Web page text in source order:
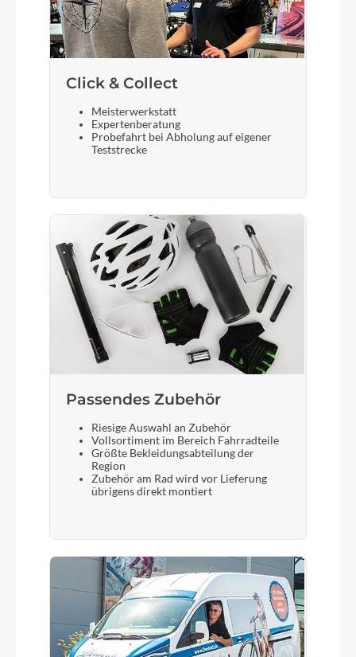
Cannondale 3, 6061 Alloy, 27.2x350mm
Click & Collect
Meisterwerkstatt
Expertenberatung
Probefahrt bei Abholung auf eigener
Teststrecke
Passendes Zubehör
Riesige Auswahl an Zubehör
Vollsortiment im Bereich Fahrradteile
Größte Bekleidungsabteilung der
Region
Zubehör am Rad wird vor Lieferung
übrigens direkt montiert